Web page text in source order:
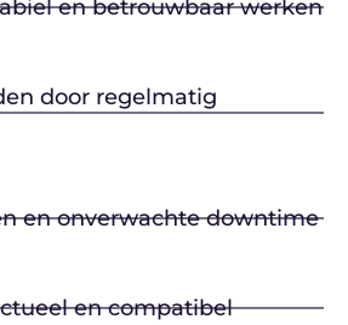
en betrouwbaar werken
door regelmatig
en onverwachte downtime
en compatibel